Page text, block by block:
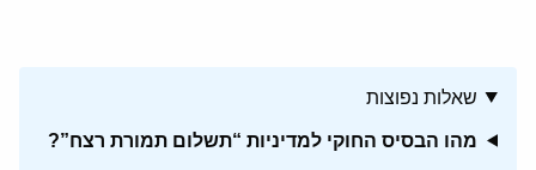
שאלות נפוצות
מהו הבסיס החוקי למדיניות “תשלום תמורת רצח”?